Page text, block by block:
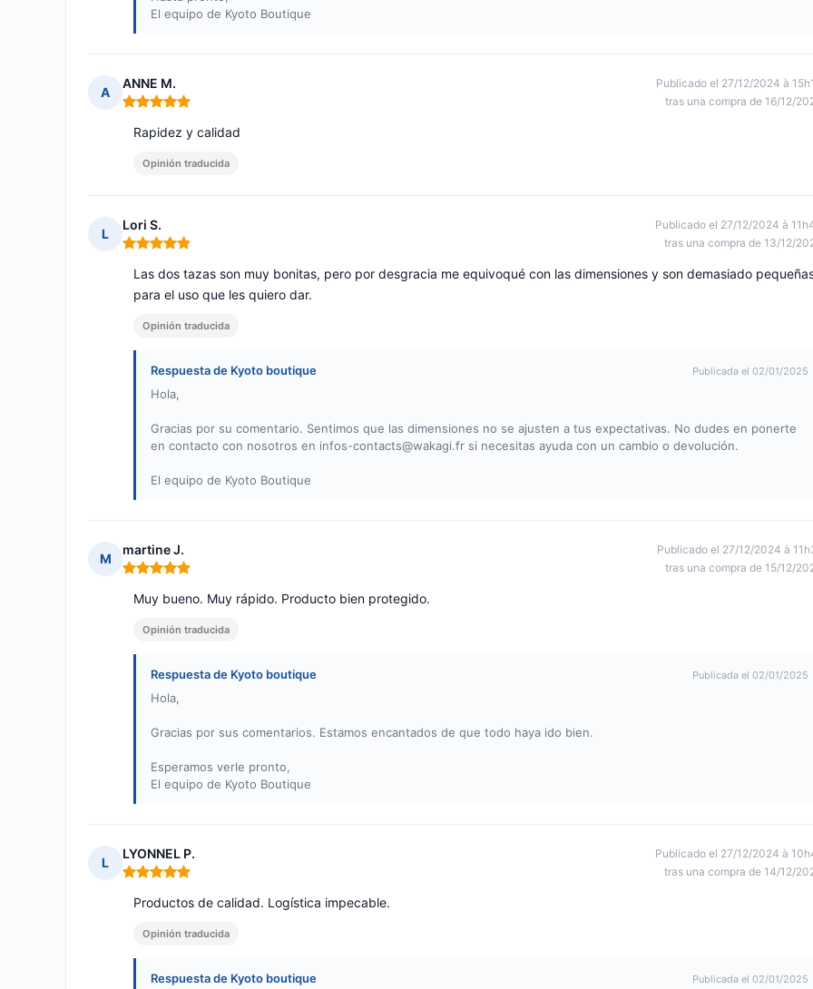
El equipo de Kyoto Boutique
A
ANNE M.
Nota: 5 de 5
Publicado el 27/12/2024 à
tras una compra de 16/12/
Rapidez y calidad
Opinión traducida
L
Lori S.
Nota: 5 de 5
Publicado el 27/12/2024 à
tras una compra de 13/12/
Las dos tazas son muy bonitas, pero por desgracia me equivoqué con las dimensiones y son demasiado
para el uso que les quiero dar.
Opinión traducida
Respuesta de Kyoto boutique Publicada el 02/01/2025
Hola,
Gracias por su comentario. Sentimos que las dimensiones no se ajusten a tus expectativas. No dudes en ponerte
en contacto con nosotros en infos-contacts@wakagi.fr si necesitas ayuda con un cambio o devolución.
El equipo de Kyoto Boutique
M
martine J.
Nota: 5 de 5
Publicado el 27/12/2024 à
tras una compra de 15/12/
Muy bueno. Muy rápido. Producto bien protegido.
Opinión traducida
Respuesta de Kyoto boutique Publicada el 02/01/2025
Hola,
Gracias por sus comentarios. Estamos encantados de que todo haya ido bien.
Esperamos verle pronto,
El equipo de Kyoto Boutique
L
LYONNEL P.
Nota: 5 de 5
Publicado el 27/12/2024 à
tras una compra de 14/12/
Productos de calidad. Logística impecable.
Opinión traducida
Respuesta de Kyoto boutique Publicada el 02/01/2025